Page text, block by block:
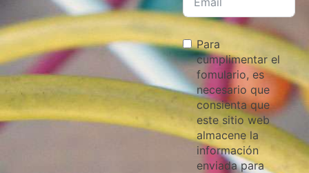
Para
cumplimentar el
fomulario, es
necesario que
consienta que
este sitio web
almacene la
información
enviada para